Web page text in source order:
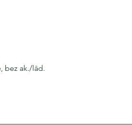
bez ak./lād.